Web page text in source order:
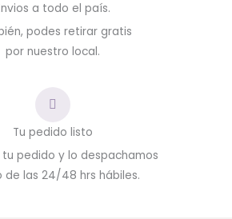
a todo el país.
podes retirar gratis
por nuestro local.
Tu pedido listo
pedido y lo despachamos
de las 24/48 hrs hábiles.